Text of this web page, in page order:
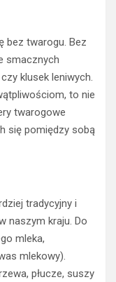
bez twarogu. Bez
smacznych
klusek leniwych.
to nie
twarogowe
się pomiędzy sobą
tradycyjny i
naszym kraju. Do
mleka,
mlekowy).
płucze, suszy